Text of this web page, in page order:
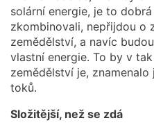
solární energie, je to
zkombinovali, nepřijdou o
zemědělství, a navíc
vlastní energie. To by v
zemědělství je,
toků.
Složitější, než se zdá